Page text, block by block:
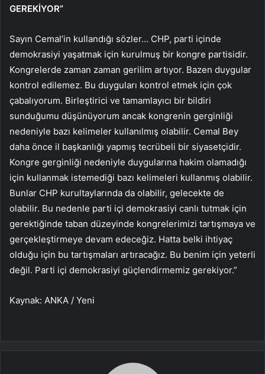
GEREKİYOR”
Sayın Cemal’in kullandığı sözler… CHP, parti içinde
demokrasiyi yaşatmak için kurulmuş bir kongre partisidir.
Kongrelerde zaman zaman gerilim artıyor. Bazen duygular
kontrol edilemez. Bu duyguları kontrol etmek için çok
çabalıyorum. Birleştirici ve tamamlayıcı bir bildiri
sunduğumu düşünüyorum ancak kongrenin gerginliği
nedeniyle bazı kelimeler kullanılmış olabilir. Cemal Bey
daha önce il başkanlığı yapmış tecrübeli bir siyasetçidir.
Kongre gerginliği nedeniyle duygularına hakim olamadığı
için kullanmak istemediği bazı kelimeleri kullanmış olabilir.
Bunlar CHP kurultaylarında da olabilir, gelecekte de
olabilir. Bu nedenle parti içi demokrasiyi canlı tutmak için
gerektiğinde taban düzeyinde kongrelerimizi tartışmaya ve
gerçekleştirmeye devam edeceğiz. Hatta belki ihtiyaç
olduğu için bu tartışmaları artıracağız. Bu benim için yeterli
değil. Parti içi demokrasiyi güçlendirmemiz gerekiyor.”
Kaynak: ANKA / Yeni